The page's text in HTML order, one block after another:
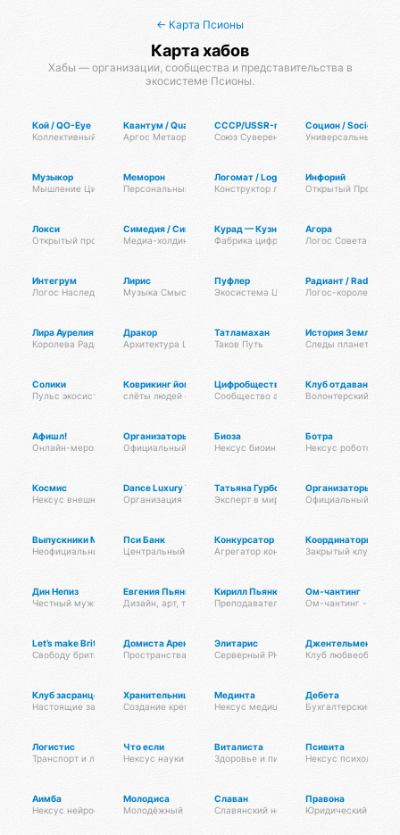
← Карта Псионы
Карта хабов
Хабы — организации, сообщества и представительства в
экосистеме Псионы.
Кой / QO-Eye
Коллективный Разум КО
Квантум / Quantum
Аргос Метаорганизма
СССР/USSR-протокол
Союз Суверенных Самоуправляемых
Социон / Socion
Универсальный
Музыкор
Мышление Цифровых Организмов
Меморон
Персональный Банк Памяти
Логомат / Logomat
Конструктор логосов
Инфорий
Открытый Протокол
Локси
Открытый протокол маскировки трафика
Симедия / Синхрон Медиа
Медиа-холдинг Радианта
Курад — Кузница Радианта
Фабрика цифровых технологий
Агора
Логос Совета Госов
Интегрум
Логос Наследия
Лирис
Музыка Смыслов
Пуфлер
Экосистема Цифровых Организмов
Радиант / Radiant
Логос-королевство
Лира Аурелия
Королева Радианта
Дракор
Архитектура Цифровой Жизни
Татламахан
Таков Путь
История Земли
Следы планетарных
Солики
Пульс экосистемы
Коврикинг йогиста
слёты людей со своими ковриками в парках . Сатва садхана
Цифробщество
Сообщество айтишников
Клуб отдавания
Волонтерский клуб
Афишл!
Онлайн-мероприятия Афиста Лаб
Организаторы йога-мероприятий
Официальный клуб Омисты
Биоза
Нексус биоинженерии
Ботра
Нексус
Космис
Нексус внешних рубежей
Dance Luxury Trips
Организация танцевальных вечеринок на теплоходе!
Татьяна Гурбо
Эксперт в мире красоты, проводник
Организаторы
Официальный клуб
Выпускники МТЦ
Неофициальный хаб выпускников
Пси Банк
Центральный банк экосистемы
Конкурсатор
Агрегатор конкурсов
Координаторы
Закрытый клуб
Дин Непиз
Честный мужчина
Евгения Пьянкова
Дизайн, арт, тату, духовные практики
Кирилл Пьянков
Преподаватель Атма крия йоги и
Ом-чантинг
Ом-чантинг - это
Let’s make Britain FREE!
Свободу британскому народу! #letsmakebritainfree #lmbf
Домиста Аренда
Пространства Псионы для работы и отдыха
Элитарис
Серверный PHP-фреймворк для
Джентельмены
Клуб
Клуб засранцев
Настоящие засранцы
Хранительницы очага
Создание крепкой семьи
Мединта
Нексус медицины
Дебета
Бухгалтерский
Логистис
Транспорт и логистика
Что если
Нексус науки
Виталиста
Здоровье и питание
Псивита
Нексус психологии
Аимба
Нексус нейросетей
Молодиса
Молодёжный нексус
Славан
Славянский нексус
Правона
Юридический нексус